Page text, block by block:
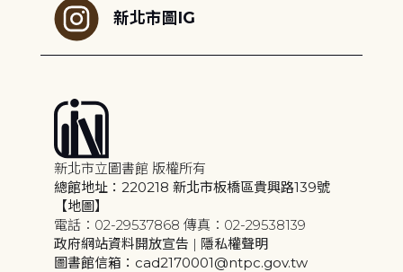
新北市圖IG
新北市立圖書館 版權所有
總館地址：220218 新北市板橋區貴興路139號
【地圖】
電話：02-29537868 傳真：02-29538139
政府網站資料開放宣告 | 隱私權聲明
圖書館信箱：cad2170001@ntpc.gov.tw